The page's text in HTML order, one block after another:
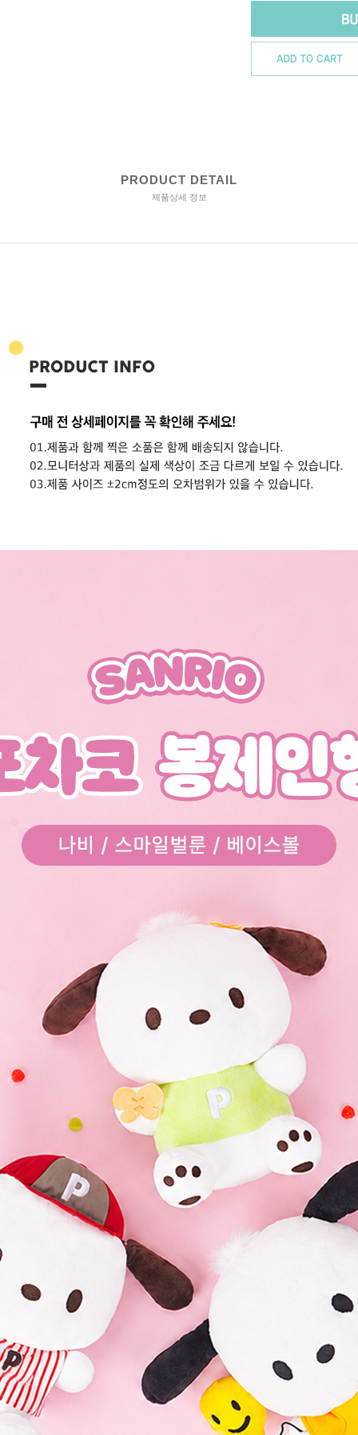
PRODUCT DETAIL
제품상세 정보